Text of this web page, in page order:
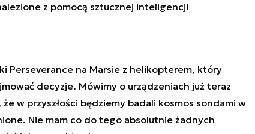
z pomocą sztucznej inteligencji
Perseverance na Marsie z helikopterem, który
decyzje. Mówimy o urządzeniach już teraz
w przyszłości będziemy badali kosmos sondami w
Nie mam co do tego absolutnie żadnych